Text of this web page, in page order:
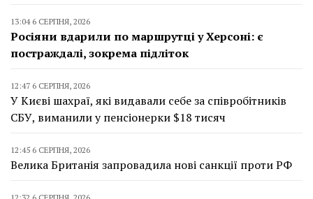
13:04 6 СЕРПНЯ, 2026
Росіяни вдарили по маршрутці у Херсоні: є
постраждалі, зокрема підліток
12:47 6 СЕРПНЯ, 2026
У Києві шахраї, які видавали себе за співробітників
СБУ, виманили у пенсіонерки $18 тисяч
12:45 6 СЕРПНЯ, 2026
Велика Британія запровадила нові санкції проти РФ